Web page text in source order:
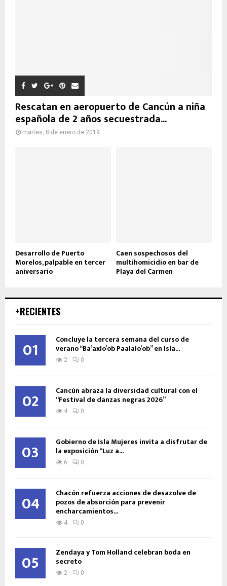
Rescatan en aeropuerto de Cancún a niña
española de 2 años secuestrada...
martes, 8 de enero de 2019
Desarrollo de Puerto
Morelos, palpable en tercer
aniversario
Caen sospechosos del
multihomicidio en bar de
Playa del Carmen
+RECIENTES
01 Concluye la tercera semana del curso de
verano “Ba’axlo’ob Paalalo’ob” en Isla...
2 0
02 Cancún abraza la diversidad cultural con el
“Festival de danzas negras 2026”
4 0
03 Gobierno de Isla Mujeres invita a disfrutar de
la exposición “Luz a...
6 0
04 Chacón refuerza acciones de desazolve de
pozos de absorción para prevenir
encharcamientos...
4 0
05 Zendaya y Tom Holland celebran boda en
secreto
2 0